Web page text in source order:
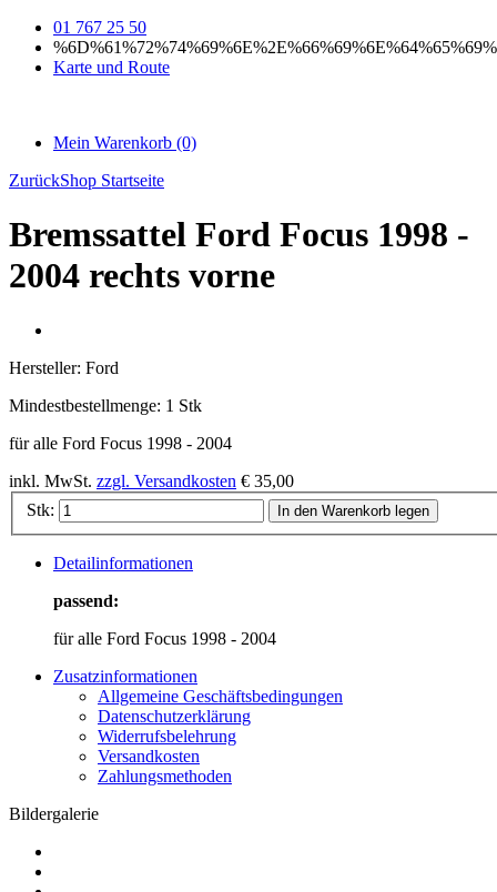
01 767 25 50
Karte und Route
Mein Warenkorb (0)
ZurückShop Startseite
Bremssattel Ford Focus 1998 -
2004 rechts vorne
Hersteller: Ford
Mindestbestellmenge: 1 Stk
für alle Ford Focus 1998 - 2004
inkl. MwSt. zzgl. Versandkosten € 35,00
Stk:
In den Warenkorb legen
Detailinformationen
passend:
für alle Ford Focus 1998 - 2004
Zusatzinformationen
Allgemeine Geschäftsbedingungen
Datenschutzerklärung
Widerrufsbelehrung
Versandkosten
Zahlungsmethoden
Bildergalerie